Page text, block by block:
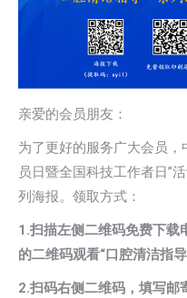
亲爱的会员朋友：
为了更好的服务广大会员，
员日暨全国科技工作者日”
列海报。领取方式：
1.扫描左侧二维码免费下载
的二维码观看“口腔清洁指导
2.扫码右侧二维码，填写邮